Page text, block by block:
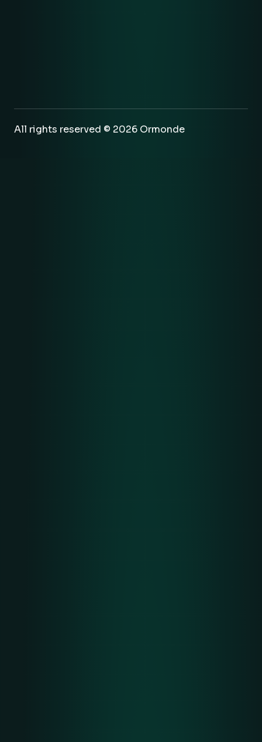
All rights reserved © 2026 Ormonde